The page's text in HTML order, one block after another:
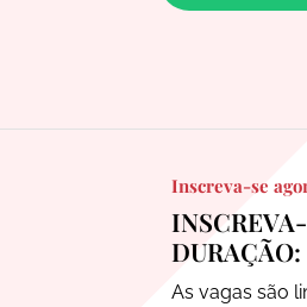
Inscreva-se
DURAÇÃO:
As vagas são